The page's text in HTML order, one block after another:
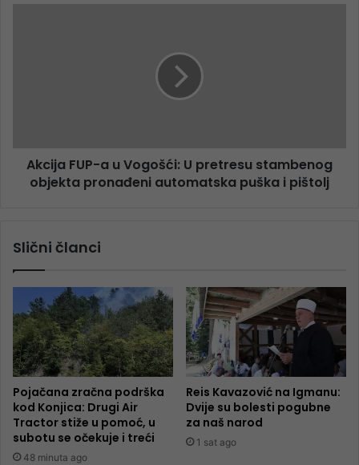
Akcija FUP-a u Vogošći: U pretresu stambenog
objekta pronađeni automatska puška i pištolj
Slični članci
Pojačana zračna podrška
kod Konjica: Drugi Air
Tractor stiže u pomoć, u
subotu se očekuje i treći
48 minuta ago
Reis Kavazović na Igmanu:
Dvije su bolesti pogubne
za naš narod
1 sat ago